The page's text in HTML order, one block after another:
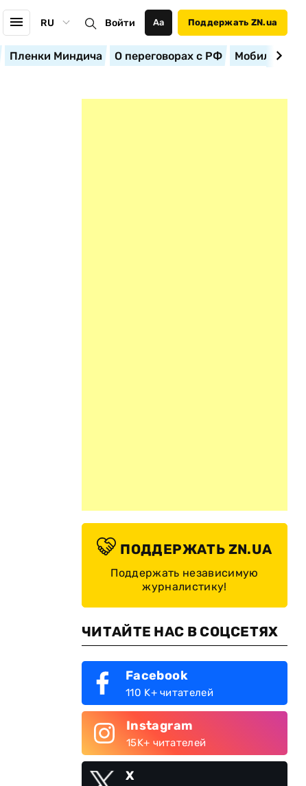
RU Войти Аа Поддержать ZN.ua
Пленки Миндича О переговорах с РФ
ПОДДЕРЖАТЬ ZN.UA
Поддержать независимую
журналистику!
ЧИТАЙТЕ НАС В СОЦСЕТЯХ
Facebook
110 K+ читателей
Instagram
15K+ читателей
X